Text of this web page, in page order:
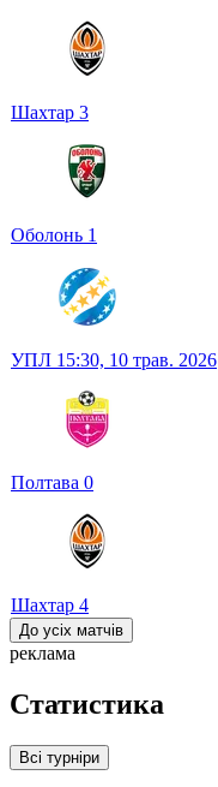
Шахтар 3
Оболонь 1
УПЛ 15:30, 10 трав. 2026
Полтава 0
Шахтар 4
До усіх матчів
реклама
Статистика
Всі турніри